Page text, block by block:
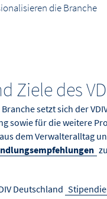
die Branche
Ziele des
setzt sich der
sowie für die weitere
dem Verwalteralltag
Deutschland